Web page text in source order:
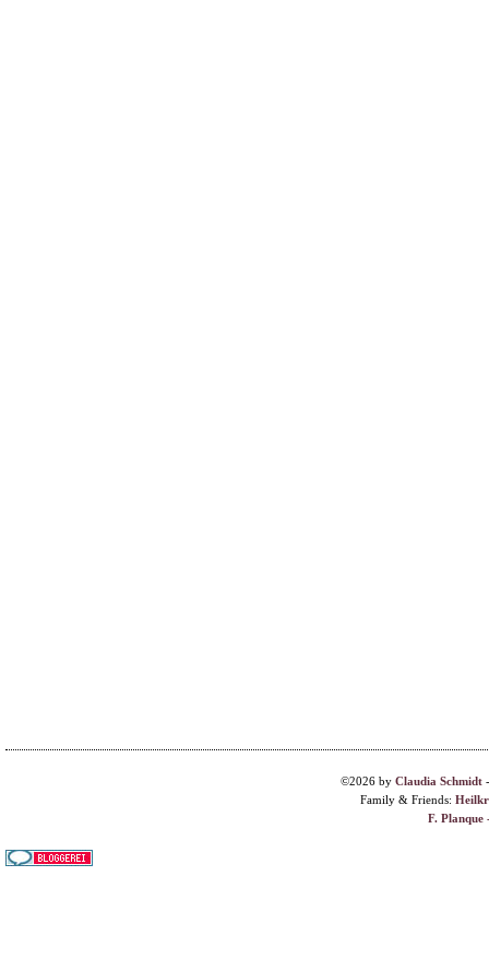
©2026 by Claudia Schmidt
Family & Friends:
F. Planque